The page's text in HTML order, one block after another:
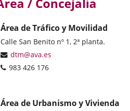
Área de Tráfico y Movilidad
Dirección
postal
Calle San Benito nº 1, 2ª planta.
Dirección
de
dtm@ava.es
Teléfonos
983 426 176
Área de Urbanismo y Vivienda